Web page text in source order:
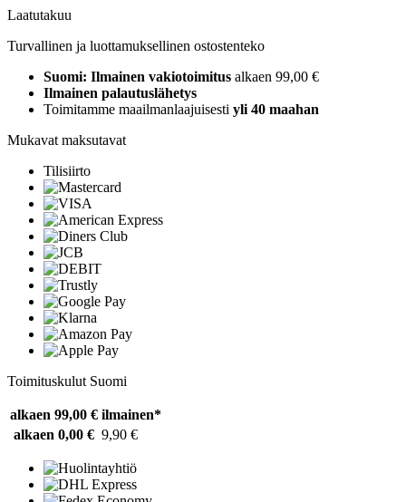
Laatutakuu
Turvallinen ja luottamuksellinen ostostenteko
Suomi: Ilmainen vakiotoimitus alkaen 99,00 €
Ilmainen palautuslähetys
Toimitamme maailmanlaajuisesti yli 40 maahan
Mukavat maksutavat
Tilisiirto
Toimituskulut Suomi
alkaen 99,00 € ilmainen*
alkaen 0,00 € 9,90 €